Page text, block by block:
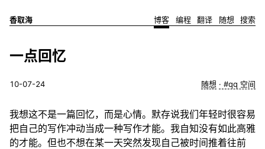
香取海 博客 编程 翻译 随想 搜索
一点回忆
10-07-24 随想 #qq 空间
我想这不是一篇回忆，而是心情。默存说我们年轻时很容易
把自己的写作冲动当成一种写作才能。我自知没有如此高雅
的才能。但也不想在某一天突然发现自己被时间推着往前